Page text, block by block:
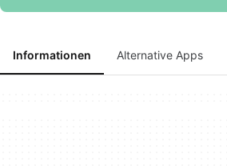
Informationen Alternative Apps